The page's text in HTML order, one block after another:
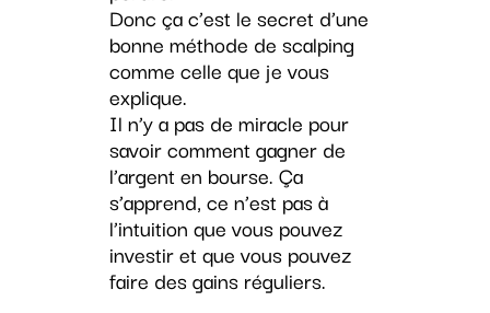
Donc ça c’est le secret d’une
bonne méthode de scalping
comme celle que je vous
explique.
Il n’y a pas de miracle pour
savoir comment gagner de
l’argent en bourse. Ça
s’apprend, ce n’est pas à
l’intuition que vous pouvez
investir et que vous pouvez
faire des gains réguliers.